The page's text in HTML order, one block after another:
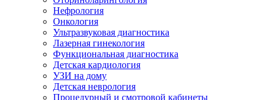
Нефрология
Онкология
Ультразвуковая диагностика
Лазерная гинекология
Функциональная диагностика
Детская кардиология
УЗИ на дому
Детская неврология
Процедурный и смотровой кабинеты